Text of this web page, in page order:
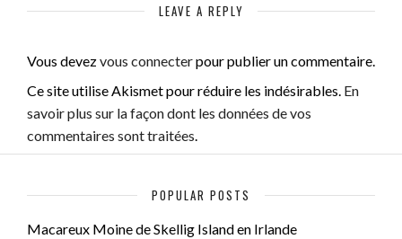
LEAVE A REPLY
Vous devezvous connecterpour publier un commentaire.
Ce site utilise Akismet pour réduire les indésirables. En
savoir plus sur la façon dont les données de vos
commentaires sont traitées.
POPULAR POSTS
Macareux Moine de Skellig Island en Irlande